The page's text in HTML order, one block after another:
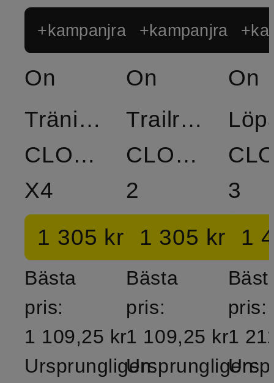
+kampanjrabatt
On
Träningsskor
CLOUD
X4
1 305 kr
Bästa
pris:
1 109,25 kr
Ursprungligen:
+kampanjrabatt
On
CLOUDVISTA
2
1 305 kr
Bästa
pris:
1 109,25 kr
Ursprungligen:
On
3
1
pris:
1